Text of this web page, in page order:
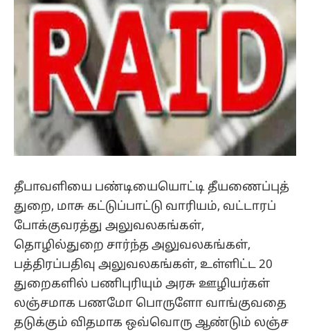
தீபாவளியை பண்டியையொட்டி தீயணைப்புத்
துறை, மாசு கட்டுப்பாட்டு வாரியம், வட்டாரப்
போக்குவரத்து அலுவலகங்கள்,
தொழில்துறை சார்ந்த அலுவலகங்கள்,
பத்திரப்பதிவு அலுவலகங்கள், உள்ளிட்ட 20
துறைகளில் பணிபுரியும் அரசு ஊழியர்கள்
லஞ்சமாக பணமோ பொருளோ வாங்குவதை
தடுக்கும் விதமாக ஒவ்வொரு ஆண்டும் லஞ்ச